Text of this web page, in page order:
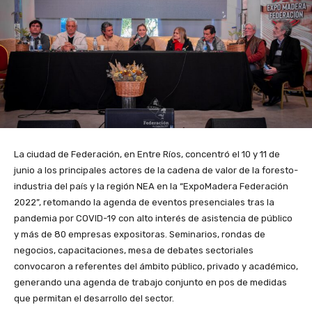
La ciudad de Federación, en Entre Ríos, concentró el 10 y 11 de
junio a los principales actores de la cadena de valor de la foresto-
industria del país y la región NEA en la “ExpoMadera Federación
2022”, retomando la agenda de eventos presenciales tras la
pandemia por COVID-19 con alto interés de asistencia de público
y más de 80 empresas expositoras. Seminarios, rondas de
negocios, capacitaciones, mesa de debates sectoriales
convocaron a referentes del ámbito público, privado y académico,
generando una agenda de trabajo conjunto en pos de medidas
que permitan el desarrollo del sector.